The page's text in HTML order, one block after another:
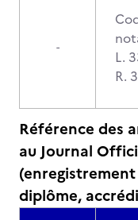
-
L.
R.
Référence des
au Journal
diplôme,